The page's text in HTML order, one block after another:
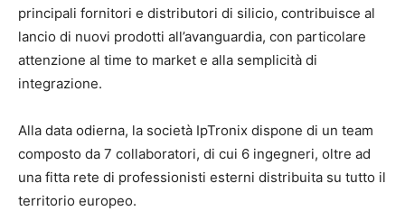
principali fornitori e distributori di silicio, contribuisce al
lancio di nuovi prodotti all’avanguardia, con particolare
attenzione al time to market e alla semplicità di
integrazione.
Alla data odierna, la società IpTronix dispone di un team
composto da 7 collaboratori, di cui 6 ingegneri, oltre ad
una fitta rete di professionisti esterni distribuita su tutto il
territorio europeo.